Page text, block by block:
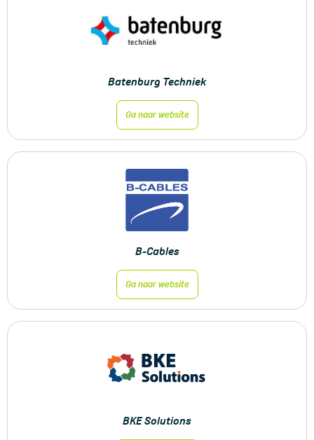
Batenburg Techniek
Ga naar website
B-Cables
Ga naar website
BKE Solutions